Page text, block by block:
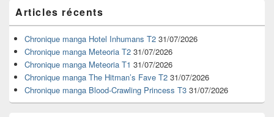
principale
de
widget
pour
barre
latérale
Articles récents
Chronique manga Hotel Inhumans T2 31/07/2026
Chronique manga Meteoria T2 31/07/2026
Chronique manga Meteoria T1 31/07/2026
Chronique manga The Hitman’s Fave T2 31/07/2026
Chronique manga Blood-Crawling Princess T3 31/07/2026